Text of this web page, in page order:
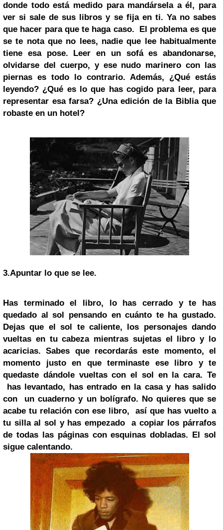
donde todo está medido para mandársela a él, para
ver si sale de sus libros y se fija en ti. Ya no sabes
que hacer para que te haga caso. El problema es que
se te nota que no lees, nadie que leehabitualmente
tiene esa pose. Leer en un sofá es abandonarse,
olvidarse del cuerpo, y ese nudo marinero con las
piernas es todo lo contrario. Además, ¿Qué estás
leyendo? ¿Qué es lo que has cogido para leer, para
representar esa farsa? ¿Una edición de la Biblia que
robaste en un hotel?
3.Apuntar lo que se lee.
Has terminado el libro, lo has cerrado y te has
quedado al sol pensando en cuánto te ha gustado.
Dejas que el sol te caliente, los personajes dando
vueltas en tu cabeza mientras sujetas el libro y lo
acaricias. Sabes que recordarás este momento, el
momento justo en que terminaste ese libro y te
quedaste dándole vueltas con el sol en la cara. Te
has levantado, has entrado en la casa y has salido
con un cuaderno y un bolígrafo. No quieres que se
acabe tu relación con ese libro, así que has vuelto a
tu silla al sol y has empezado a copiar los párrafos
de todas las páginas con esquinas dobladas. El sol
sigue calentando.